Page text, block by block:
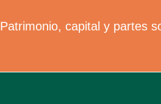
Patrimonio, capital y partes